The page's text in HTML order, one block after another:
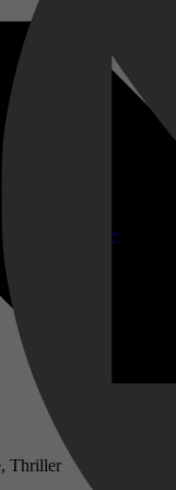
Disney+
Thriller